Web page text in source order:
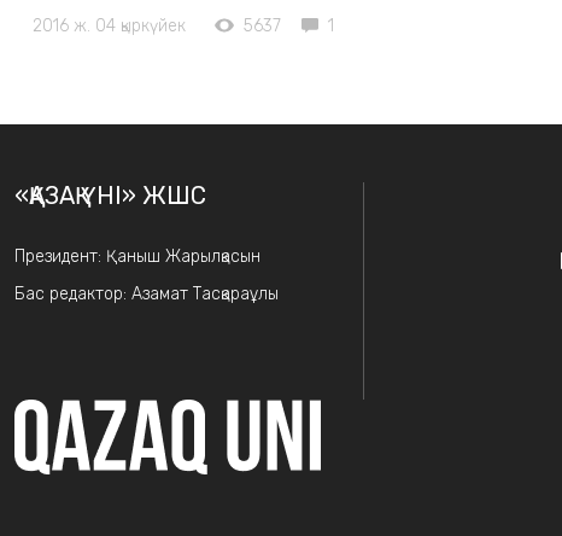
2016 ж. 04 қыркүйек 5637 1
«ҚАЗАҚ ҮНІ» ЖШС
Президент: Қаныш Жарылқасын
Бас редактор: Азамат Тасқараұлы